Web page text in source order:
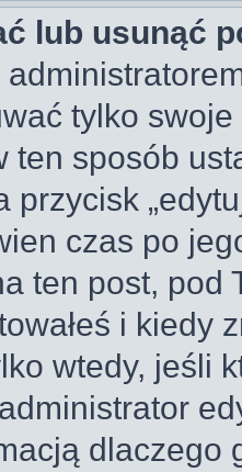
lub usunąć
tylko
ten sposób
przycisk
czas po
ten post,
i kiedy
wtedy, jeśli
dlaczego